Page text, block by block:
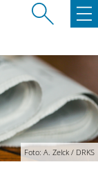
Foto: A. Zelck / DRKS